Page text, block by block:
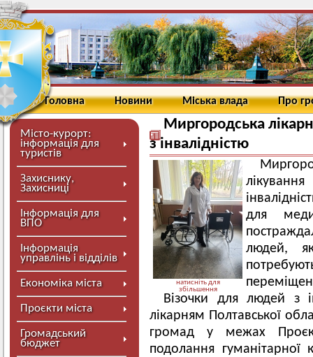
Головна Новини Міська влада Про
Місто-курорт:
інформація для
туристів
Захиснику,
Захисниці
Інформація для
ВПО
Інформація
управлінь і відділів
Економіка міста
Проєкти міста
Громадський
бюджет
Миргородська
з інвалідністю
натисніть для
збільшення
для
людей,
Візочки для людей з
лікарням Полтавської
громад у межах
подолання гуманітарної